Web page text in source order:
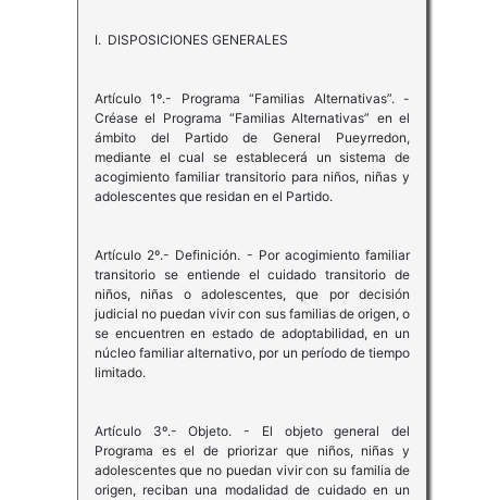
I. DISPOSICIONES GENERALES
Artículo 1º.- Programa “Familias Alternativas”. -
Créase el Programa “Familias Alternativas” en el
ámbito del Partido de General Pueyrredon,
mediante el cual se establecerá un sistema de
acogimiento familiar transitorio para niños, niñas y
adolescentes que residan en el Partido.
Artículo 2º.- Definición. - Por acogimiento familiar
transitorio se entiende el cuidado transitorio de
niños, niñas o adolescentes, que por decisión
judicial no puedan vivir con sus familias de origen, o
se encuentren en estado de adoptabilidad, en un
núcleo familiar alternativo, por un período de tiempo
limitado.
Artículo 3º.- Objeto. - El objeto general del
Programa es el de priorizar que niños, niñas y
adolescentes que no puedan vivir con su familia de
origen, reciban una modalidad de cuidado en un